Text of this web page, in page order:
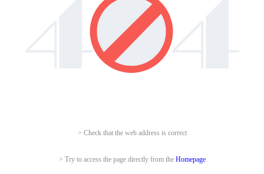
> Check that the web address is correct
> Try to access the page directly from the Homepage